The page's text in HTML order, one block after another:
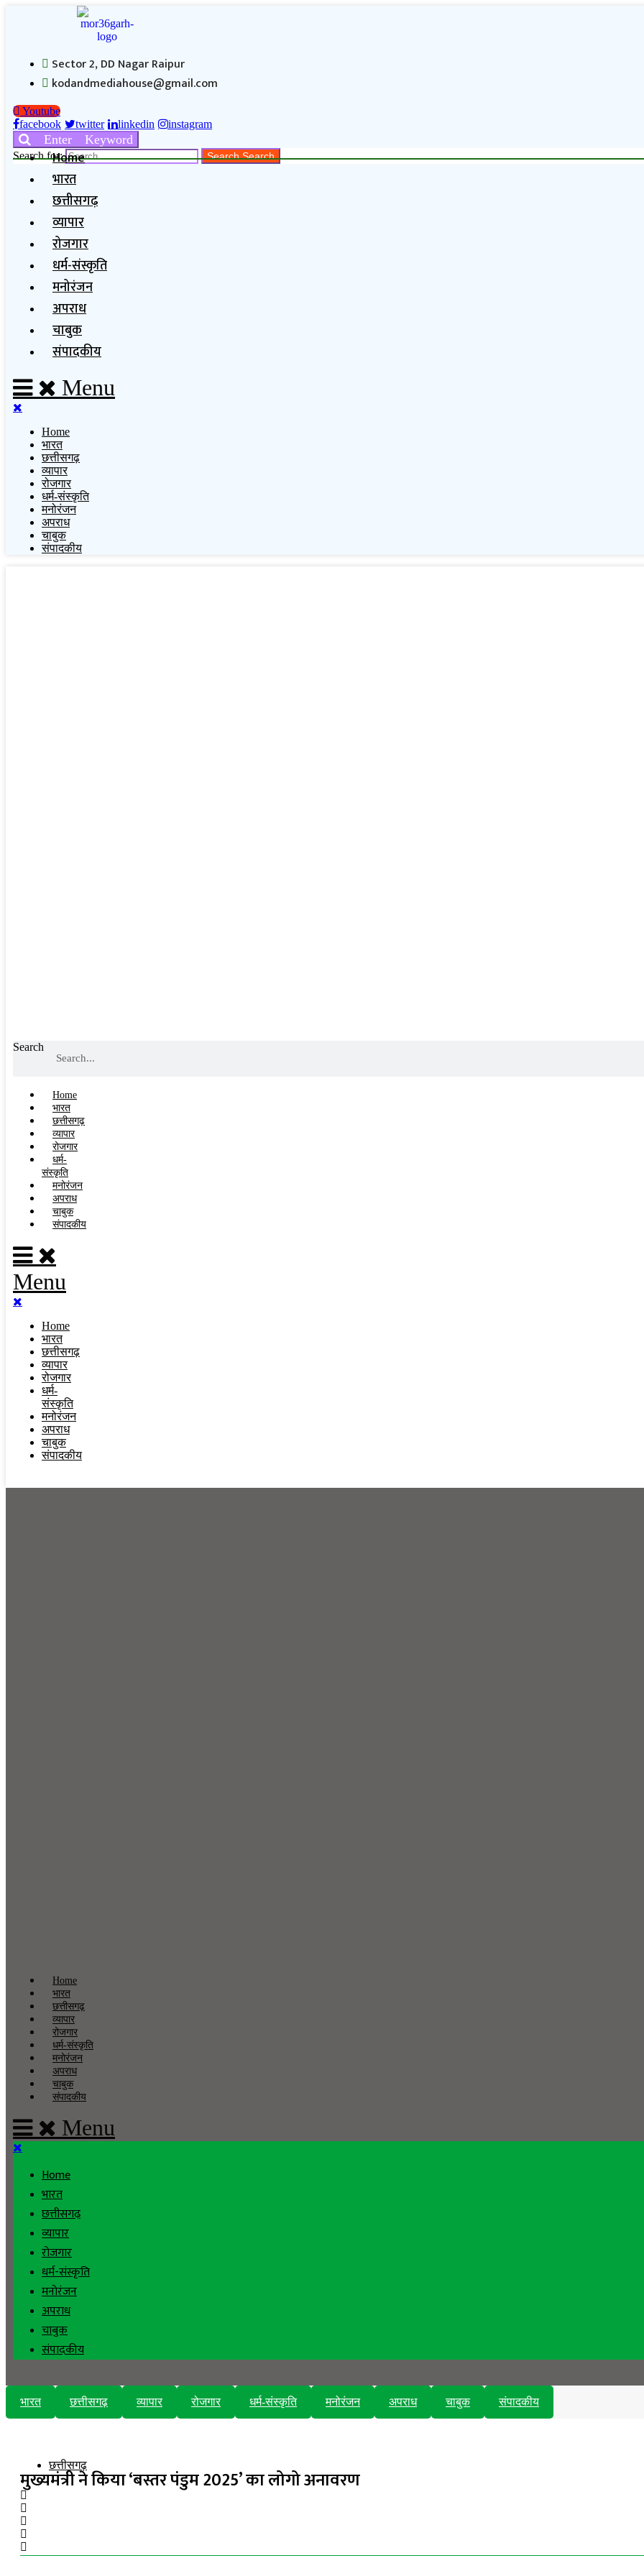
Sector 2, DD Nagar Raipur
kodandmediahouse@gmail.com
Youtube
facebook
twitter linkedin instagram
Enter Keyword
Search for: SearchSearch
Home
भारत
छत्तीसगढ़
व्यापार
रोजगार
धर्म-संस्कृति
मनोरंजन
अपराध
चाबुक
संपादकीय
Menu
Home
भारत
छत्तीसगढ़
व्यापार
रोजगार
धर्म-संस्कृति
मनोरंजन
अपराध
चाबुक
संपादकीय
Search
Home
भारत
छत्तीसगढ़
व्यापार
रोजगार
धर्म-
संस्कृति
मनोरंजन
अपराध
चाबुक
संपादकीय
Menu
Home
भारत
छत्तीसगढ़
व्यापार
रोजगार
धर्म-
संस्कृति
मनोरंजन
अपराध
चाबुक
संपादकीय
Home
भारत
छत्तीसगढ़
व्यापार
रोजगार
धर्म-संस्कृति
मनोरंजन
अपराध
चाबुक
संपादकीय
Menu
Home
भारत
छत्तीसगढ़
व्यापार
रोजगार
धर्म-संस्कृति
मनोरंजन
अपराध
चाबुक
संपादकीय
भारत छत्तीसगढ़ व्यापार रोजगार धर्म-संस्कृति मनोरंजन अपराध चाबुक संपादकीय
छत्तीसगढ़
मुख्यमंत्री ने किया ‘बस्तर पंडुम 2025’ का लोगो अनावरण